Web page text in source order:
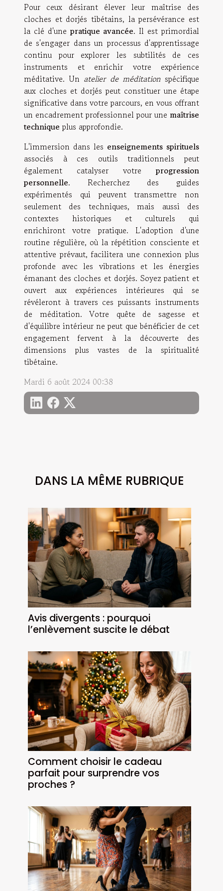
Pour ceux désirant élever leur maîtrise des
cloches et dorjés tibétains, la persévérance est
la clé d'une pratique avancée. Il est primordial
de s'engager dans un processus d'apprentissage
continu pour explorer les subtilités de ces
instruments et enrichir votre expérience
méditative. Un atelier de méditationspécifique
aux cloches et dorjés peut constituer une étape
significative dans votre parcours, en vous offrant
un encadrement professionnel pour une maîtrise
technique plus approfondie.
L'immersion dans les enseignements spirituels
associés à ces outils traditionnels peut
également catalyser votre progression
personnelle. Recherchez des guides
expérimentés qui peuvent transmettre non
seulement des techniques, mais aussi des
contextes historiques et culturels qui
enrichiront votre pratique. L'adoption d'une
routine régulière, où la répétition consciente et
attentive prévaut, facilitera une connexion plus
profonde avec les vibrations et les énergies
émanant des cloches et dorjés. Soyez patient et
ouvert aux expériences intérieures qui se
révéleront à travers ces puissants instruments
de méditation. Votre quête de sagesse et
d'équilibre intérieur ne peut que bénéficier de cet
engagement fervent à la découverte des
dimensions plus vastes de la spiritualité
tibétaine.
Mardi 6 août 2024 00:38
DANS LA MÊME RUBRIQUE
Avis divergents : pourquoi
l’enlèvement suscite le débat
Comment choisir le cadeau
parfait pour surprendre vos
proches ?